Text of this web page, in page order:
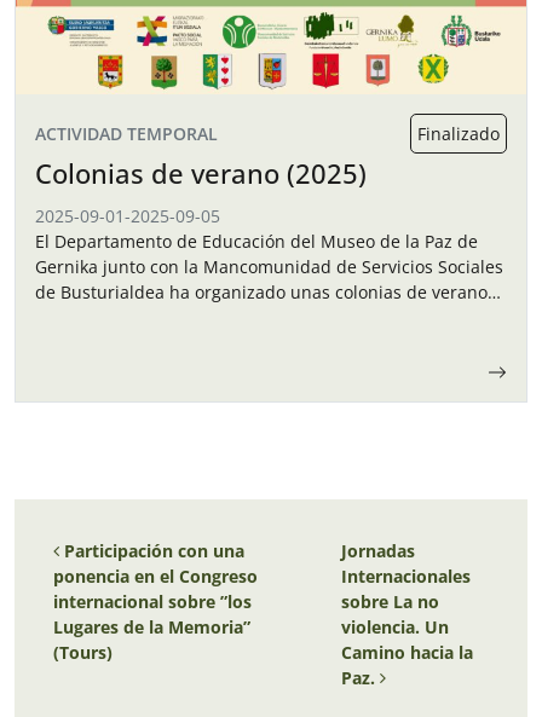
ACTIVIDAD TEMPORAL Finalizado
Colonias de verano (2025)
2025-09-01-2025-09-05
El Departamento de Educación del Museo de la Paz de
Gernika junto con la Mancomunidad de Servicios Sociales
de Busturialdea ha organizado unas colonias de verano
Navegación de entradas
Participación con una
ponencia en el Congreso
internacional sobre ”los
Lugares de la Memoria”
(Tours)
Jornadas
Internacionales
sobre La no
violencia. Un
Camino hacia la
Paz.